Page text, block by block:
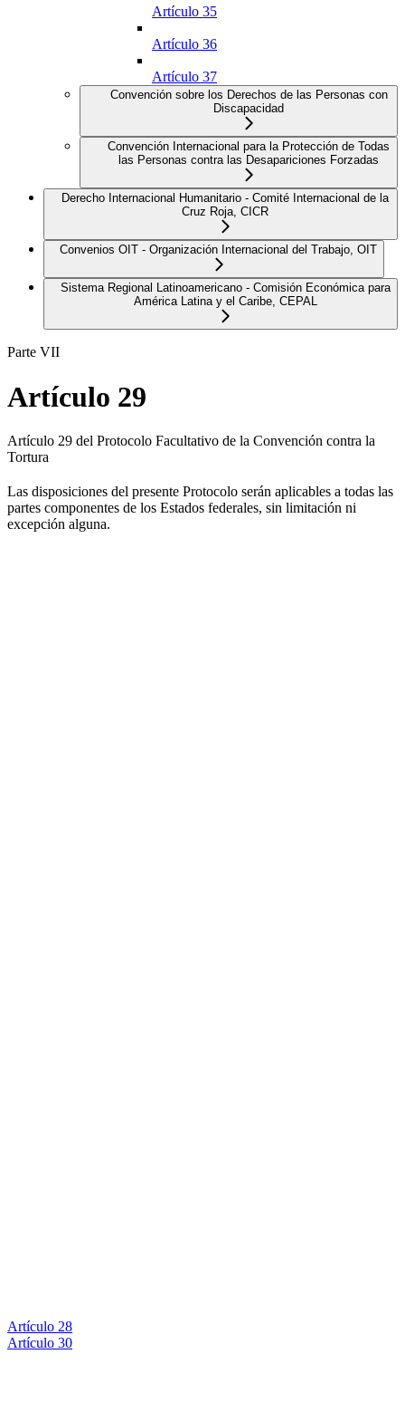
Artículo 35
Artículo 36
Artículo 37
Convención sobre los Derechos de las Personas con
Discapacidad
Convención Internacional para la Protección de Todas
las Personas contra las Desapariciones Forzadas
Derecho Internacional Humanitario - Comité Internacional de la
Cruz Roja, CICR
Convenios OIT - Organización Internacional del Trabajo, OIT
Sistema Regional Latinoamericano - Comisión Económica para
América Latina y el Caribe, CEPAL
Parte VII
Artículo 29
Artículo 29 del Protocolo Facultativo de la Convención contra la
Tortura
Las disposiciones del presente Protocolo serán aplicables a todas las
partes componentes de los Estados federales, sin limitación ni
excepción alguna.
Artículo 28
Artículo 30